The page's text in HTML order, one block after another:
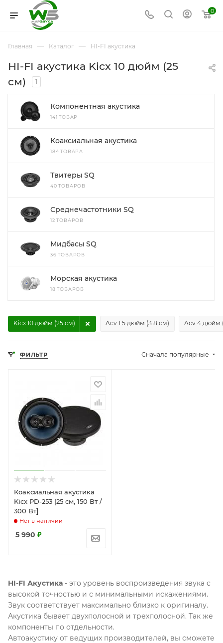
0
Главная — Каталог — HI-FI акустика
HI-FI акустика Kicx 10 дюйм (25
см)
1
Компонентная акустика
141 ТОВАР
Коаксиальная акустика
184 ТОВАРА
Твитеры SQ
40 ТОВАРОВ
Среднечастотники SQ
12 ТОВАРОВ
Мидбасы SQ
36 ТОВАРОВ
Морская акустика
18 ТОВАРОВ
Acv 1.5 дюйм (3.8 см) Acv 4 дюйм
Kicx 10 дюйм (25 см)
ФИЛЬТР Сначала популярные
Коаксиальная акустика
Kicx PD-253 [25 см, 150 Вт /
300 Вт]
Нет в наличии
5 990 ₽
HI-FI Акустика - это уровень воспроизведения звука с
высокой точностью и с минимальными искажениями.
Звук соответствует максимально близко к оригиналу.
Акустика бывает двухполосной и трехполосной. Так же
компоненты по отдельности.
Автоакустику от ведущих производителей, вы сможете